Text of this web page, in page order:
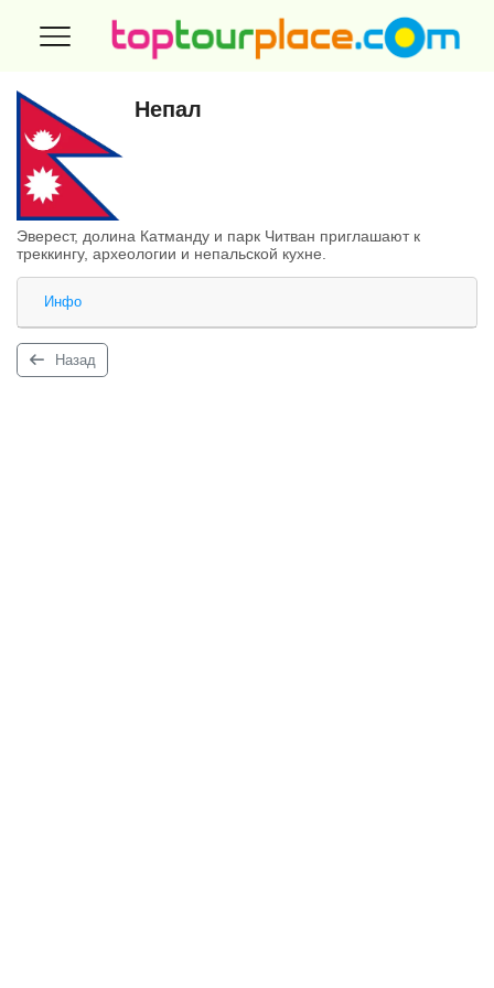
Непал
Эверест, долина Катманду и парк Читван приглашают к
треккингу, археологии и непальской кухне.
Инфо
Назад